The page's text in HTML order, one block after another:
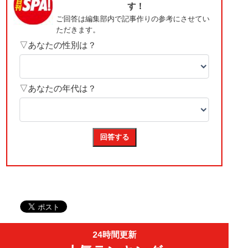
24時間更新